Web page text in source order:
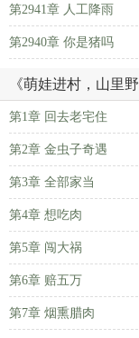
第2941章 人工降雨
第2940章 你是猪吗
《萌娃进村，山里
第1章 回去老宅住
第2章 金虫子奇遇
第3章 全部家当
第4章 想吃肉
第5章 闯大祸
第6章 赔五万
第7章 烟熏腊肉